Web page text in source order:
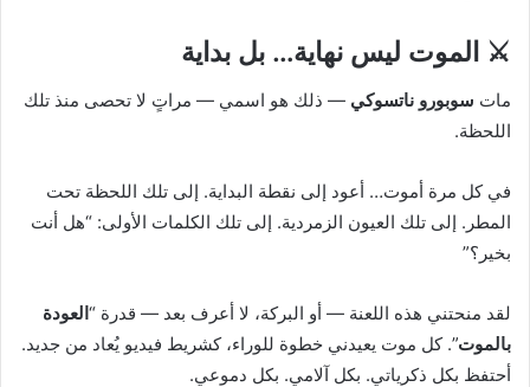
⚔️ الموت ليس نهاية… بل بداية
مات سوبورو ناتسوكي — ذلك هو اسمي — مراتٍ لا تحصى منذ تلك
اللحظة.
في كل مرة أموت… أعود إلى نقطة البداية. إلى تلك اللحظة تحت
المطر. إلى تلك العيون الزمردية. إلى تلك الكلمات الأولى: “هل أنت
بخير؟”
لقد منحتني هذه اللعنة — أو البركة، لا أعرف بعد — قدرة “العودة
بالموت”. كل موت يعيدني خطوة للوراء، كشريط فيديو يُعاد من جديد.
أحتفظ بكل ذكرياتي. بكل آلامي. بكل دموعي.